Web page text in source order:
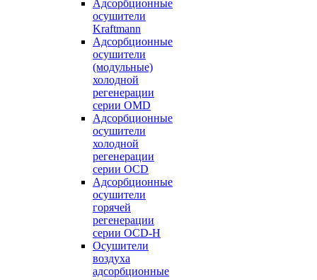
Адсорбционные
осушители
Kraftmann
Адсорбционные
осушители
(модульные)
холодной
регенерации
серии OMD
Адсорбционные
осушители
холодной
регенерации
серии OCD
Адсорбционные
осушители
горячей
регенерации
серии OСD-H
Осушители
воздуха
адсорбционные